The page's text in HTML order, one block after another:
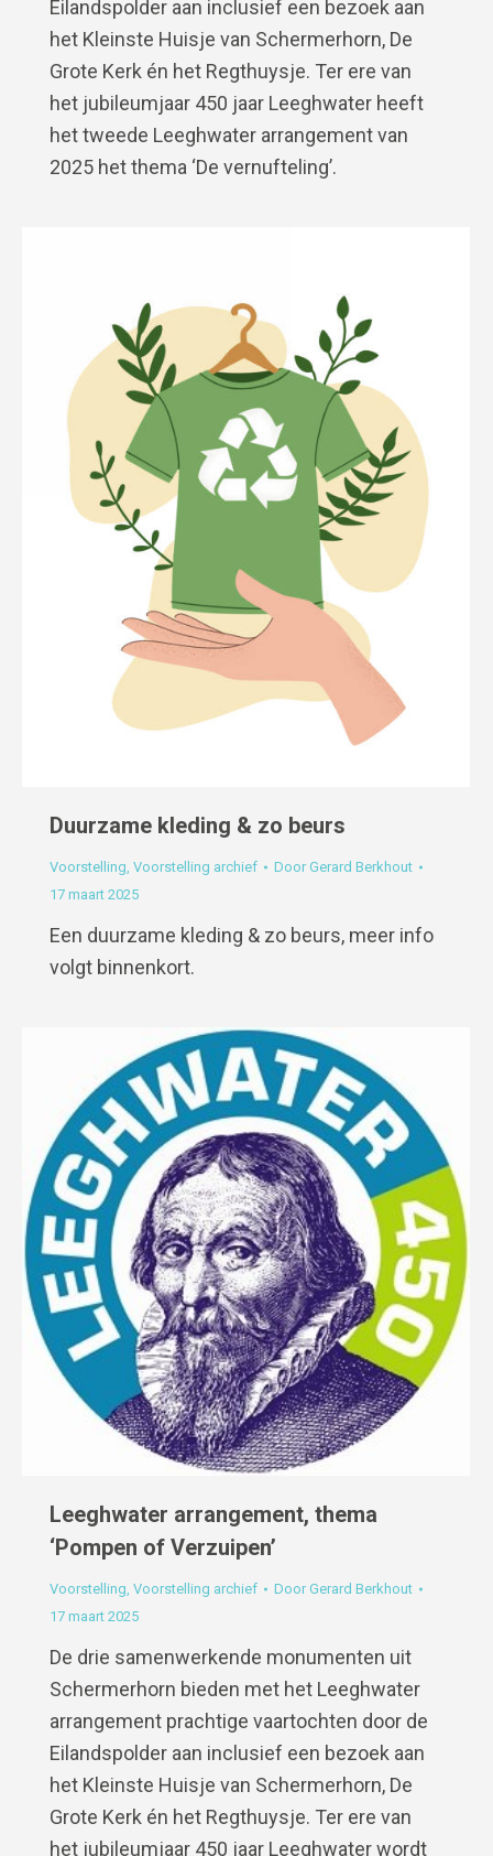
Eilandspolder aan inclusief een bezoek aan
het Kleinste Huisje van Schermerhorn, De
Grote Kerk én het Regthuysje. Ter ere van
het jubileumjaar 450 jaar Leeghwater heeft
het tweede Leeghwater arrangement van
2025 het thema ‘De vernufteling’.
Duurzame kleding & zo beurs
Voorstelling, Voorstelling archief DoorGerard Berkhout
17 maart 2025
Een duurzame kleding & zo beurs, meer info
volgt binnenkort.
Leeghwater arrangement, thema
‘Pompen of Verzuipen’
Voorstelling, Voorstelling archief DoorGerard Berkhout
17 maart 2025
De drie samenwerkende monumenten uit
Schermerhorn bieden met het Leeghwater
arrangement prachtige vaartochten door de
Eilandspolder aan inclusief een bezoek aan
het Kleinste Huisje van Schermerhorn, De
Grote Kerk én het Regthuysje. Ter ere van
het jubileumjaar 450 jaar Leeghwater wordt